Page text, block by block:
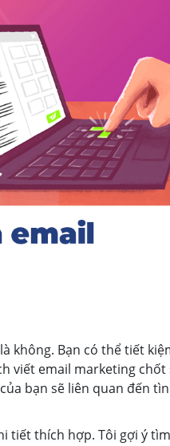
không. Bạn có thể tiết
viết email marketing chốt
bạn sẽ liên quan đến
tiết thích hợp. Tôi gợi ý